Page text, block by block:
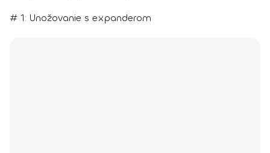
# 1: Unožovanie s expanderom